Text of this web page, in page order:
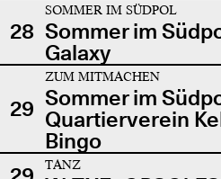
28
SOMMER IM SÜDPOL
Sommer im
Galaxy
29
ZUM MITMACHEN
Sommer im
Quartierverein
Bingo
TANZ